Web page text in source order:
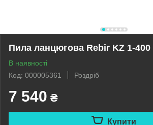
Пила ланцюгова Rebir KZ 1-400
В наявності
Код: 000005361
Роздріб
7 540 ₴
Купити